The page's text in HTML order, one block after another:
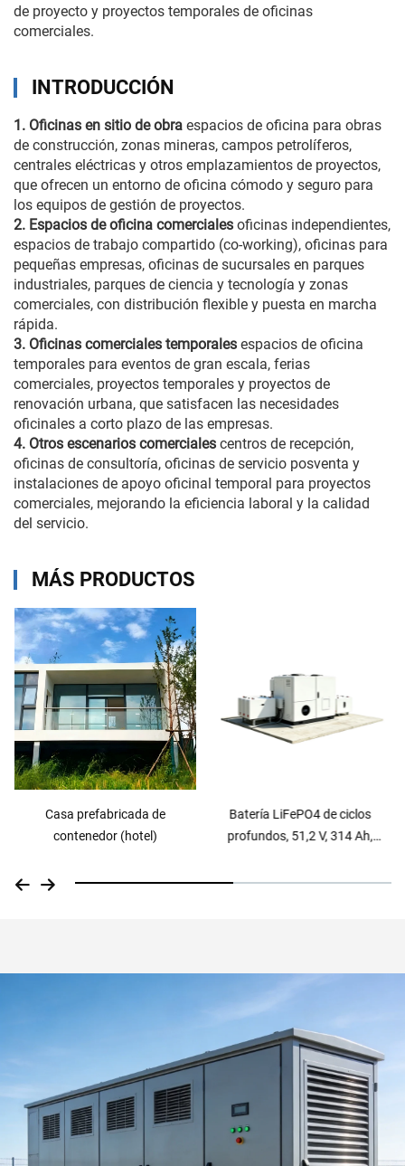
de proyecto y proyectos temporales de oficinas
comerciales.
INTRODUCCIÓN
1. Oficinas en sitio de obra espacios de oficina para obras
de construcción, zonas mineras, campos petrolíferos,
centrales eléctricas y otros emplazamientos de proyectos,
que ofrecen un entorno de oficina cómodo y seguro para
los equipos de gestión de proyectos.
2. Espacios de oficina comerciales oficinas independientes,
espacios de trabajo compartido (co-working), oficinas para
pequeñas empresas, oficinas de sucursales en parques
industriales, parques de ciencia y tecnología y zonas
comerciales, con distribución flexible y puesta en marcha
rápida.
3. Oficinas comerciales temporales espacios de oficina
temporales para eventos de gran escala, ferias
comerciales, proyectos temporales y proyectos de
renovación urbana, que satisfacen las necesidades
oficinales a corto plazo de las empresas.
4. Otros escenarios comerciales centros de recepción,
oficinas de consultoría, oficinas de servicio posventa y
instalaciones de apoyo oficinal temporal para proyectos
comerciales, mejorando la eficiencia laboral y la calidad
del servicio.
MÁS PRODUCTOS
Batería LiFePO4 de ciclos
profundos, 51,2 V, 314 Ah,
almacenamiento de energía
Sistema solar exterior con
refrigeración líquida: armario de
energético de 261 kWh y 125 kW